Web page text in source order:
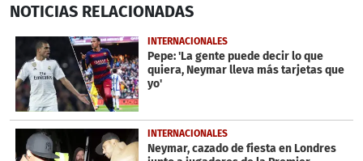
seconds
2
minutes,
seconds
NOTICIAS RELACIONADAS
INTERNACIONALES
Pepe: 'La gente puede decir lo que
quiera, Neymar lleva más tarjetas que
yo'
INTERNACIONALES
Neymar, cazado de fiesta en Londres